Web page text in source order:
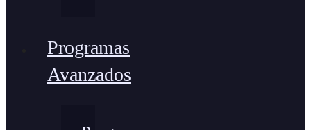
Programas
Avanzados